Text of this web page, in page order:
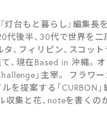
台もと暮らし』編集長
代後半、30代で世界を
タ、フィリピン、スコッ
、現在Based in 沖縄。
」主宰。 フラワー
を提案する「CURBON
収集と花、noteを書く